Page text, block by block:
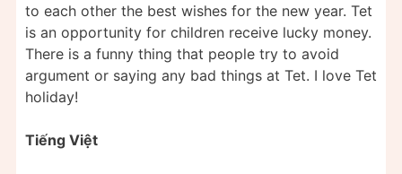
to each other the best wishes for the new year. Tet
is an opportunity for children receive lucky money.
There is a funny thing that people try to avoid
argument or saying any bad things at Tet. I love Tet
holiday!
Tiếng Việt